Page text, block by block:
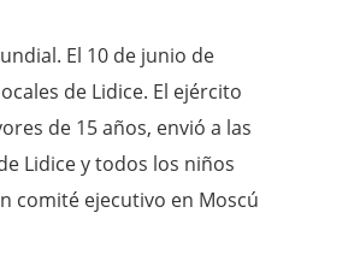
El 10 de junio de
de Lidice. El ejército
de 15 años, envió a las
Lidice y todos los niños
comité ejecutivo en Moscú